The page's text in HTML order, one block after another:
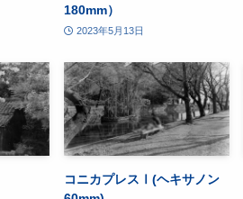
180mm）
2023年5月13日
コニカプレスⅠ(ヘキサノン